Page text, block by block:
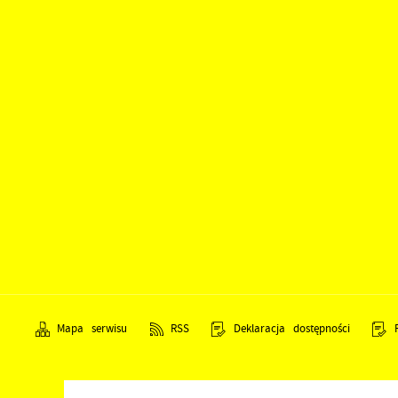
Mapa serwisu RSS Deklaracja dostępności